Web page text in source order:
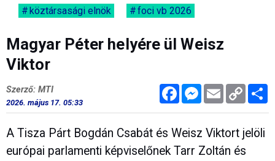
köztársasági elnök foci vb 2026
Magyar Péter helyére ül Weisz
Viktor
FacebookMessenger
Email Copy
Link
Szerző: MTI
2026. május 17. 05:33
A Tisza Párt Bogdán Csabát és Weisz Viktort jelöli
európai parlamenti képviselőnek Tarr Zoltán és